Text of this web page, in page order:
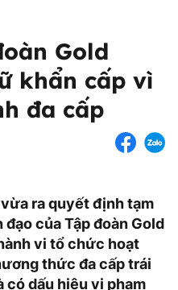
Gold
khẩn cấp vì
đa cấp
ra quyết định tạm
của Tập đoàn Gold
vi tổ chức hoạt
thức đa cấp trái
có dấu hiệu vi phạm